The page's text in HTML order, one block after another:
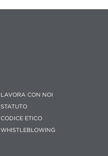
LAVORA CON NOI
STATUTO
CODICE ETICO
WHISTLEBLOWING